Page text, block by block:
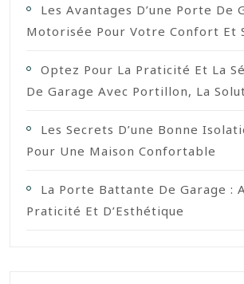
Les Avantages D’une Porte De
Motorisée Pour Votre Confort Et
Optez Pour La Praticité Et La
De Garage Avec Portillon, La
Les Secrets D’une Bonne
Pour Une Maison Confortable
La Porte Battante De Garage :
Praticité Et D’Esthétique